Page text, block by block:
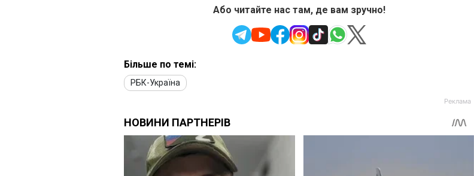
Або читайте нас там, де вам зручно!
Більше по темі:
РБК-Україна